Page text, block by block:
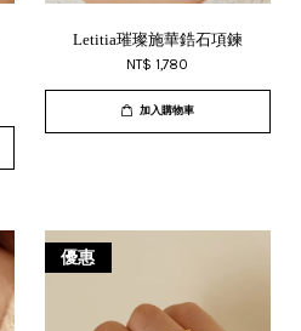
Letitia璀璨施華鋯石項鍊
NT$ 1,780
加入購物車
優惠